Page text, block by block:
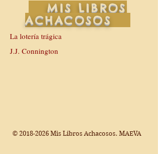
MIS LIBROS
ACHACOSOS
La lotería trágica
J.J. Connington
© 2018-2026 Mis Libros Achacosos. MAEVA